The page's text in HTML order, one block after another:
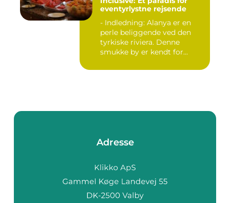
eventyrlystne rejsende
- Indledning: Alanya er en
perle beliggende ved den
tyrkiske riviera. Denne
smukke by er kendt for...
Adresse